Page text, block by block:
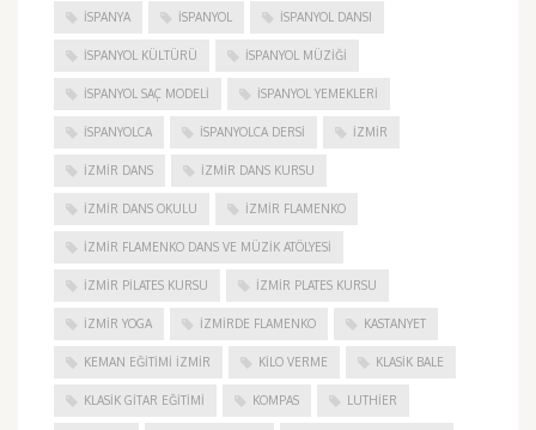
ISPANYA İSPANYOL İSPANYOL DANSI
İSPANYOL KÜLTÜRÜ İSPANYOL MÜZIĞI
İSPANYOL SAÇ MODELI İSPANYOL YEMEKLERI
İSPANYOLCA İSPANYOLCA DERSI IZMIR
IZMIR DANS IZMIR DANS KURSU
IZMIR DANS OKULU IZMIR FLAMENKO
İZMIR FLAMENKO DANS VE MÜZIK ATÖLYESI
İZMIR PILATES KURSU İZMIR PLATES KURSU
İZMIR YOGA IZMIRDE FLAMENKO KASTANYET
KEMAN EĞITIMI İZMIR KILO VERME KLASIK BALE
KLASIK GITAR EĞITIMI KOMPAS LUTHIER